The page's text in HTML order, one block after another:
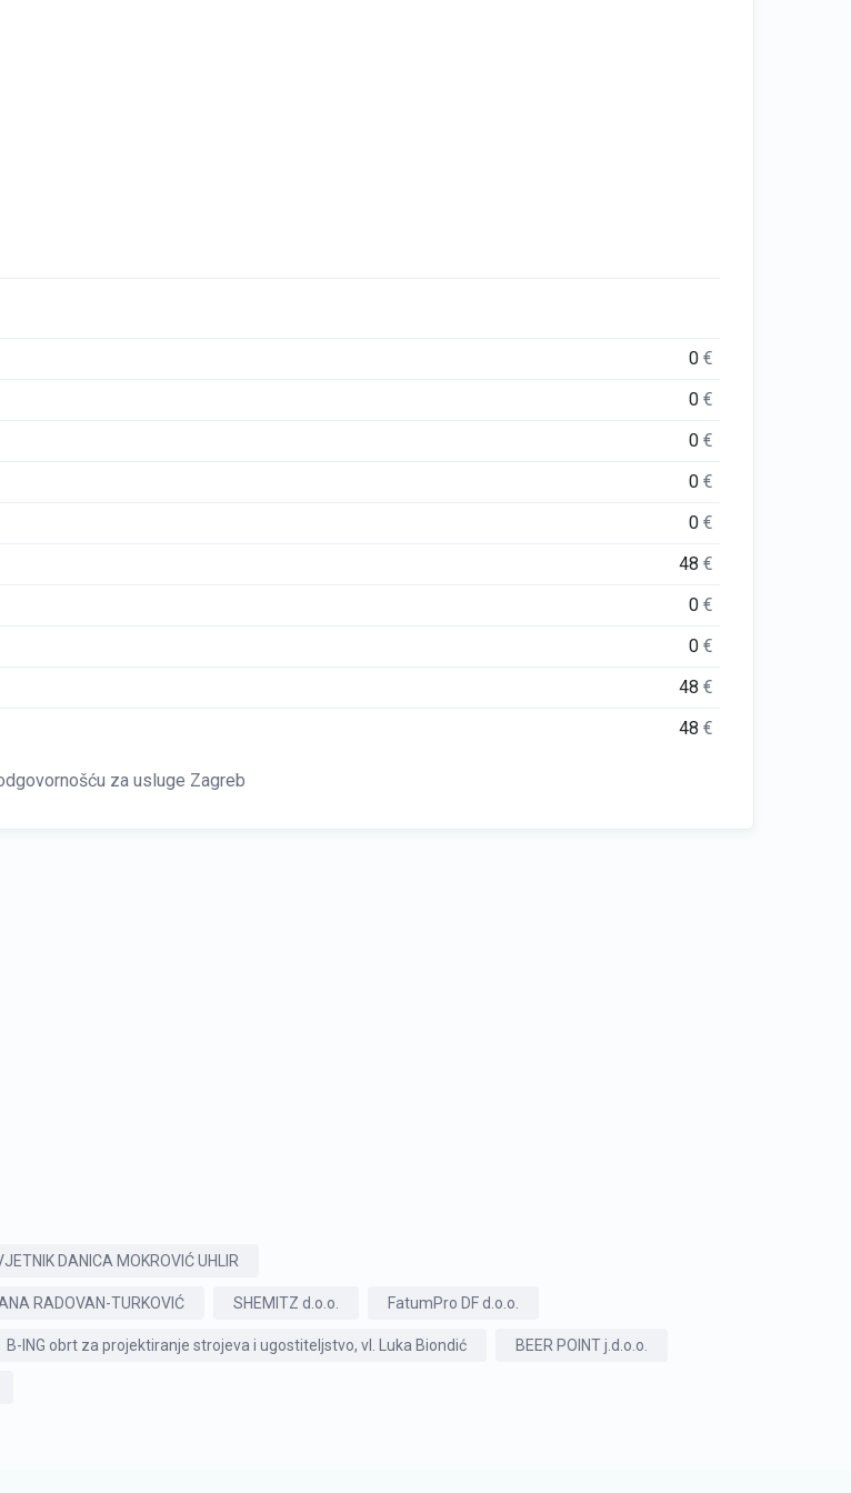
0€
0€
0€
0€
0€
48€
0€
0€
48€
48€
za usluge Zagreb
DANICA MOKROVIĆ UHLIR
RADOVAN-TURKOVIĆ SHEMITZ d.o.o. FatumPro DF d.o.o.
B-ING obrt za projektiranje strojeva i ugostiteljstvo, vl. Luka Biondić BEER POINT j.d.o.o.